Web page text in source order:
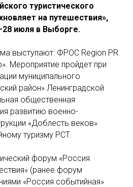
туристического
на путешествия»,
июля в Выборге.
выступают: ФРОС Region PR
Мероприятие пройдет при
муниципального
район» Ленинградской
общественная
развитию военно-
«Доблесть веков»
туризму РСТ.
форум «Россия
(ранее форум
«Россия событийная»